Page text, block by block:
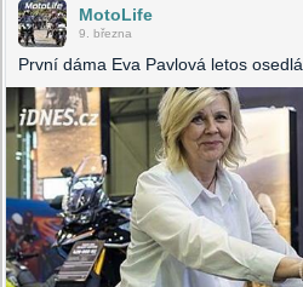
MotoLife
9. března
První dáma Eva Pavlová letos